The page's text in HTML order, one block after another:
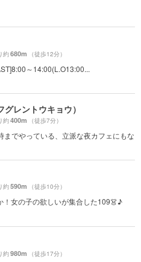
約680m （徒歩12分）
～14:00(L.O13:00...
レントウキョウ）
約400m （徒歩7分）
までやっている、立派な夜カフェにもな
約590m （徒歩10分）
！女の子の欲しいが集合した109👗♪
約980m （徒歩17分）